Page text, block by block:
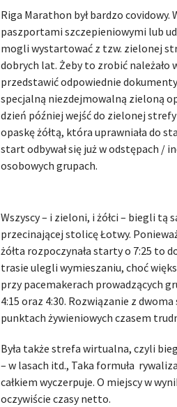
Riga Marathon był bardzo
paszportami szczepieniowymi lub
mogli wystartować z tzw. zielonej
dobrych lat. Żeby to zrobić należało
przedstawić odpowiednie
specjalną niezdejmowalną zieloną
dzień później wejść do zielonej
opaskę żółtą, która uprawniała do
start odbywał się już w odstępach /
osobowych grupach.
Wszyscy – i zieloni, i żółci – biegli
przecinającej stolicę Łotwy.
żółta rozpoczynała starty o 7:25 to
trasie ulegli wymieszaniu, choć
przy pacemakerach prowadzących
4:15 oraz 4:30. Rozwiązanie z
punktach żywieniowych czasem
Była także strefa wirtualna, czyli
– w lasach itd., Taka formuła
całkiem wyczerpuje. O miejscy w
oczywiście czasy netto.